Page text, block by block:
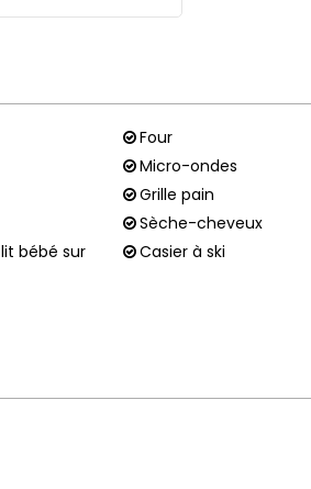
Four
Micro-ondes
Grille pain
Sèche-cheveux
lit bébé sur
Casier à ski